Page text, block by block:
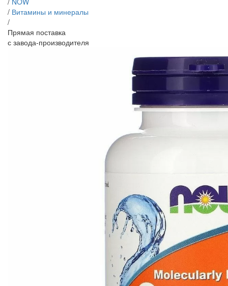
/ Витамины и минералы
/
Прямая поставка
с завода-производителя